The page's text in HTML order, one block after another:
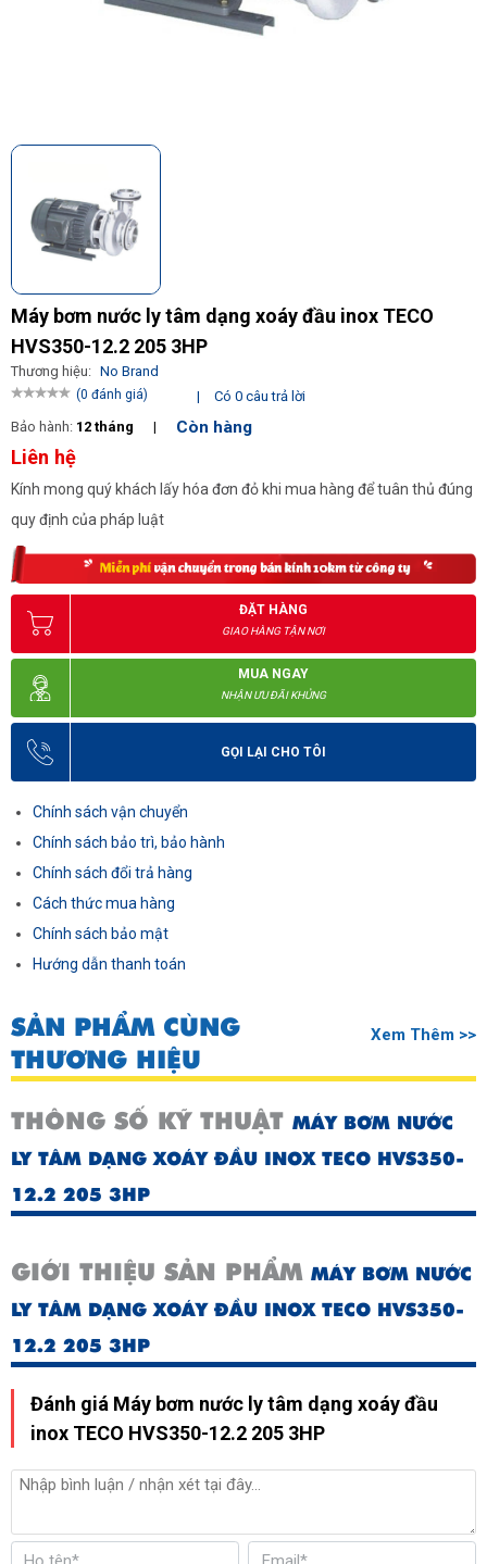
Máy bơm nước ly tâm dạng xoáy đầu inox TECO
HVS350-12.2 205 3HP
Thương hiệu: No Brand
(0 đánh giá) |
Có 0 câu trả lời
Bảo hành: 12 tháng | Còn hàng
Liên hệ
Kính mong quý khách lấy hóa đơn đỏ khi mua hàng để tuân thủ đúng
quy định của pháp luật
ĐẶT HÀNG
GIAO HÀNG TẬN NƠI
MUA NGAY
NHẬN ƯU ĐÃI KHỦNG
GỌI LẠI CHO TÔI
Chính sách vận chuyển
Chính sách bảo trì, bảo hành
Chính sách đổi trả hàng
Cách thức mua hàng
Chính sách bảo mật
Hướng dẫn thanh toán
SẢN PHẨM CÙNG
THƯƠNG HIỆU
Xem Thêm >>
THÔNG SỐ KỸ THUẬT MÁY BƠM NƯỚC
LY TÂM DẠNG XOÁY ĐẦU INOX TECO HVS350-
12.2 205 3HP
GIỚI THIỆU SẢN PHẨM MÁY BƠM NƯỚC
LY TÂM DẠNG XOÁY ĐẦU INOX TECO HVS350-
12.2 205 3HP
Đánh giá Máy bơm nước ly tâm dạng xoáy đầu
inox TECO HVS350-12.2 205 3HP